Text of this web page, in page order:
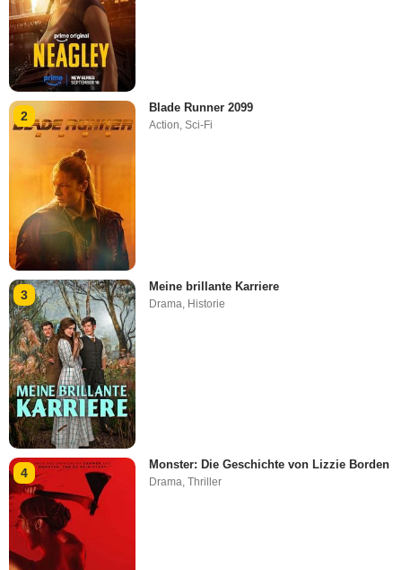
2
Blade Runner 2099
Action,Sci-Fi
3
Meine brillante Karriere
Drama Historie
4
Monster: Die Geschichte von Lizzie Borden
Drama,Thriller